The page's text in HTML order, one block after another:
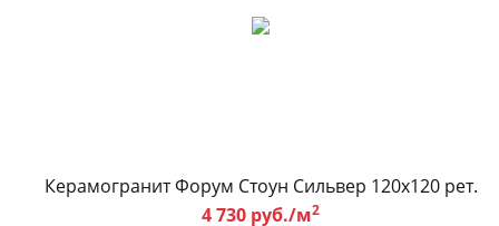
Керамогранит Форум Стоун Сильвер 120x120 рет.
4 730 руб./м2